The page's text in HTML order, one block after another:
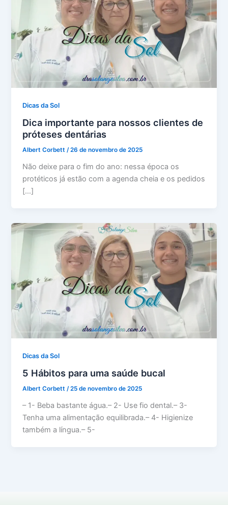
Dicas da Sol
Dica importante para nossos clientes de
próteses dentárias
Albert Corbett/26 de novembro de 2025
Não deixe para o fim do ano: nessa época os
protéticos já estão com a agenda cheia e os pedidos
[…]
Dicas da Sol
5 Hábitos para uma saúde bucal
Albert Corbett/25 de novembro de 2025
– 1- Beba bastante água.– 2- Use fio dental.– 3-
Tenha uma alimentação equilibrada.– 4- Higienize
também a língua.– 5-